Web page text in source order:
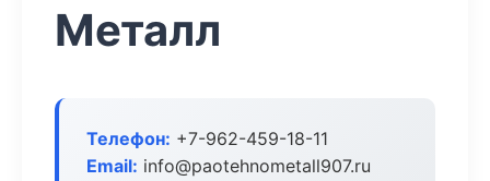
Металл
Телефон: +7-962-459-18-11
Email: info@paotehnometall907.ru